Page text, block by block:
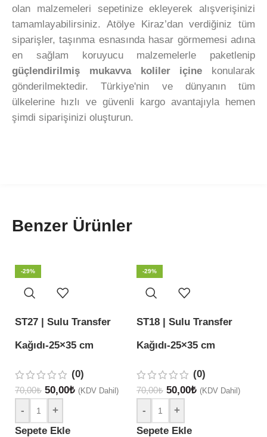
olan malzemeleri sepetinize ekleyerek alışverişinizi
tamamlayabilirsiniz. Atölye Kiraz’dan verdiğiniz tüm
siparişler, taşınma esnasında hasar görmemesi adına
en sağlam koruyucu malzemelerle paketlenip
güçlendirilmiş mukavva koliler içine konularak
gönderilmektedir. Türkiye'nin ve dünyanın tüm
ülkelerine hızlı ve güvenli kargo avantajıyla hemen
şimdi siparişinizi oluşturun.
Benzer Ürünler
-29%
ST27 | Sulu Transfer
Kağıdı-25×35 cm
(0)
70,00₺ 50,00₺ (KDV Dahil)
-
+
Sepete Ekle
-29%
ST18 | Sulu Transfer
Kağıdı-25×35 cm
(0)
70,00₺ 50,00₺ (KDV Dahil)
-
+
Sepete Ekle